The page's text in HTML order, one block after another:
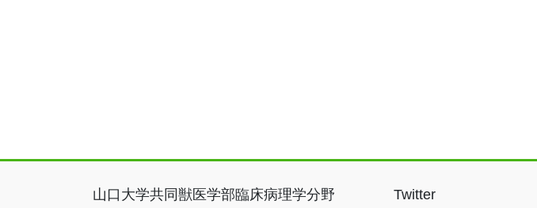
山口大学共同獣医学部臨床病理学分野 Twitter